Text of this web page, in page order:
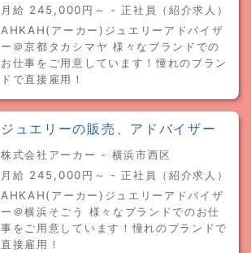
月給 245,000円～ - 正社員（紹介求人）
AHKAH(アーカー)ジュエリーアドバイザ
ー＠京都タカシマヤ 様々なブランドでの
お仕事をご用意しています！憧れのブラン
ドで直接雇用！
ジュエリーの販売、アドバイザー
株式会社アーカー - 横浜市西区
月給 245,000円～ - 正社員（紹介求人）
AHKAH(アーカー)ジュエリーアドバイザ
ー＠横浜そごう 様々なブランドでのお仕
事をご用意しています！憧れのブランドで
直接雇用！